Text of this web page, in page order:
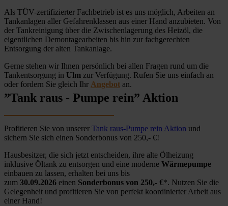
Als TÜV-zertifizierter Fachbetrieb ist es uns möglich, Arbeiten an
Tankanlagen aller Gefahrenklassen aus einer Hand anzubieten. Von
der Tankreinigung über die Zwischenlagerung des Heizöl, die
eigentlichen Demontagearbeiten bis hin zur fachgerechten
Entsorgung der alten Tankanlage.
Gerne stehen wir Ihnen persönlich bei allen Fragen rund um die
Tankentsorgung in Ulm zur Verfügung. Rufen Sie uns einfach an
oder fordern Sie gleich Ihr Angebot an.
”Tank raus - Pumpe rein” Aktion
Profitieren Sie von unserer Tank raus-Pumpe rein Aktion und
sichern Sie sich einen Sonderbonus von 250,- €!
Hausbesitzer, die sich jetzt entscheiden, ihre alte Ölheizung
inklusive Öltank zu entsorgen und eine moderne Wärmepumpe
einbauen zu lassen, erhalten bei uns bis
zum 30.09.2026 einen Sonderbonus von 250,- €*. Nutzen Sie die
Gelegenheit und profitieren Sie von perfekt koordinierter Arbeit aus
einer Hand!